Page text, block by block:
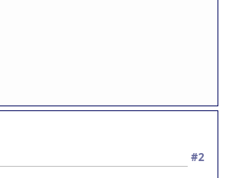
#2